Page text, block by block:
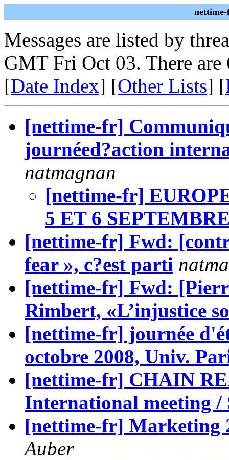
Messages are listed by
GMT Fri Oct 03. There are
[Date Index] [Other Lists] [
[nettime-fr]
journéed?action
natmagnan
[nettime-fr]
5 ET 6
[nettime-fr] Fwd:
fear », c?est parti
[nettime-fr] Fwd:
Rimbert, «L’injustice
[nettime-fr] journée
octobre 2008, Univ.
[nettime-fr] CHAIN
International meeting /
[nettime-fr] Marketing
Auber